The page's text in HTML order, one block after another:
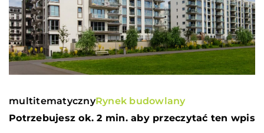
multitematycznyRynek budowlany
Potrzebujesz ok. 2 min. aby przeczytać ten wpis